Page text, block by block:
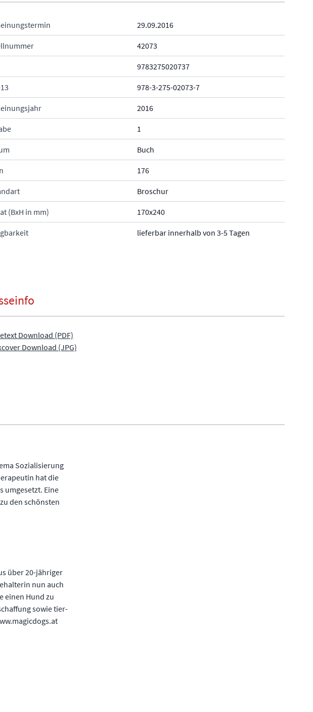
29.09.2016
42073
9783275020737
978-3-275-02073-7
2016
1
Buch
176
Broschur
(BxH in mm) 170x240
lieferbar innerhalb von 3-5 Tagen
Download (PDF)
Download (JPG)
Sozialisierung
hat die
umgesetzt. Eine
den schönsten
über 20-jähriger
nun auch
einen Hund zu
sowie tier-